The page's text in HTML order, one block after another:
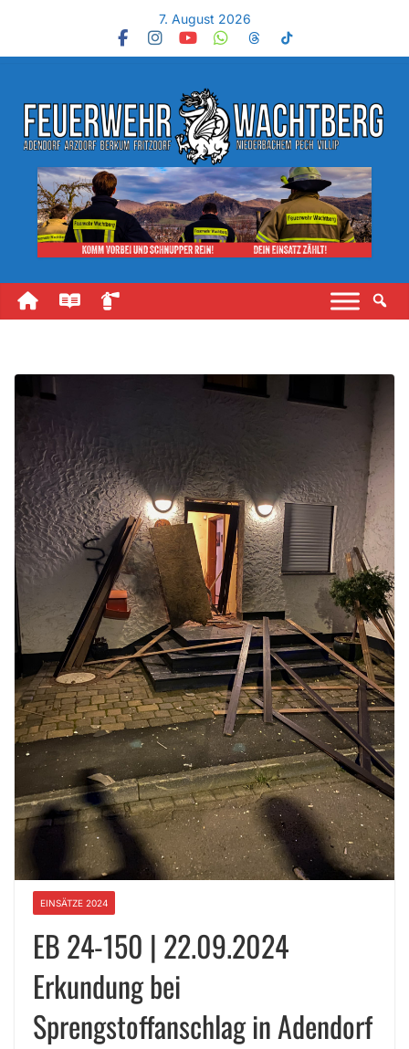
7. August 2026
EINSÄTZE 2024
EB 24-150 | 22.09.2024
Erkundung bei
Sprengstoffanschlag in Adendorf